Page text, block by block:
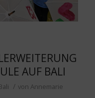
AUF BALI
/ von Annemarie